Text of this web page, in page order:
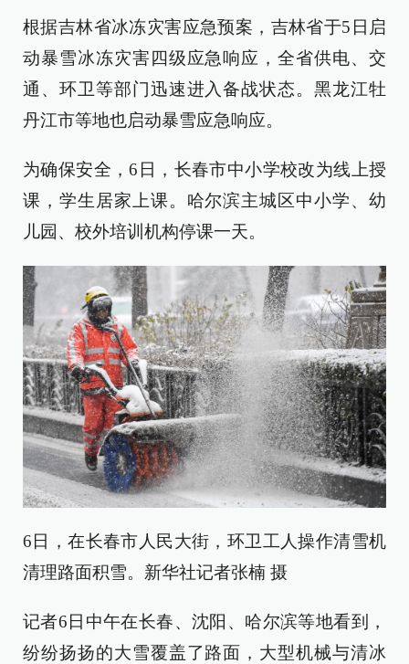
根据吉林省冰冻灾害应急预案，吉林省于5日启
动暴雪冰冻灾害四级应急响应，全省供电、交
通、环卫等部门迅速进入备战状态。黑龙江牡
丹江市等地也启动暴雪应急响应。
为确保安全，6日，长春市中小学校改为线上授
课，学生居家上课。哈尔滨主城区中小学、幼
儿园、校外培训机构停课一天。
6日，在长春市人民大街，环卫工人操作清雪机
清理路面积雪。新华社记者张楠 摄
记者6日中午在长春、沈阳、哈尔滨等地看到，
纷纷扬扬的大雪覆盖了路面，大型机械与清冰